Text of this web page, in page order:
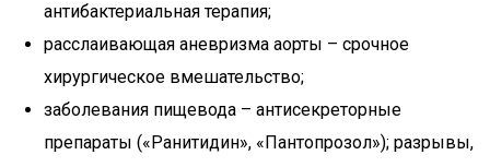
антибактериальная терапия;
расслаивающая аневризма аорты – срочное
хирургическое вмешательство;
заболевания пищевода – антисекреторные
препараты («Ранитидин», «Пантопрозол»); разрывы,